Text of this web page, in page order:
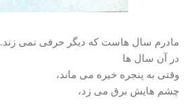
مادرم سال هاست که دیگر حرفی نمی زند.
در آن سال ها
وقتی به پنجره خیره می ماند،
چشم هایش برق می زد،